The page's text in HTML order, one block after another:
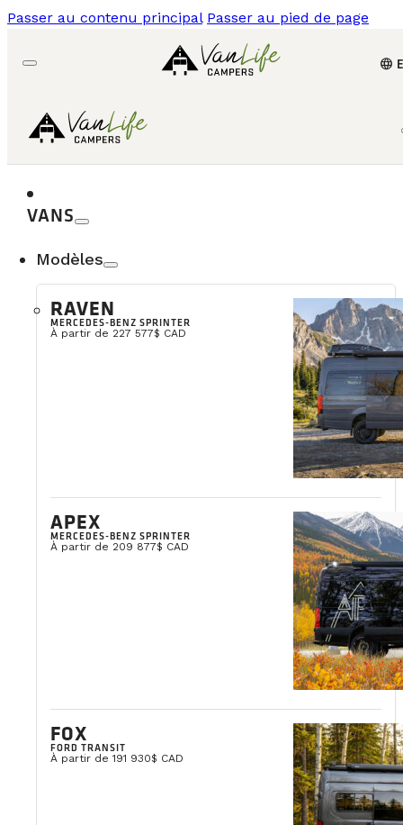
Passer au contenu principal Passer au pied de page
language
VANS
Modèles
RAVEN
MERCEDES-BENZ SPRINTER
À partir de 227 577$ CAD
APEX
MERCEDES-BENZ SPRINTER
À partir de 209 877$ CAD
FOX
FORD TRANSIT
À partir de 191 930$ CAD